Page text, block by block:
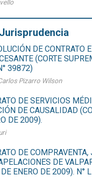
DE CONTRATO
(CORTE
39872)
Pizarro Wilson
DE SERVICIOS
DE CAUSALIDAD
DE 2009).
DE
DE
ENERO DE 2009). N°